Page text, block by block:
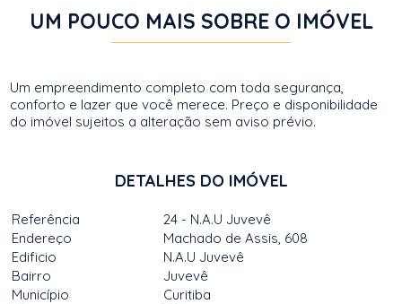
UM POUCO MAIS SOBRE O IMÓVEL
Um empreendimento completo com toda segurança,
conforto e lazer que você merece. Preço e disponibilidade
do imóvel sujeitos a alteração sem aviso prévio.
DETALHES DO IMÓVEL
Referência
24 - N.A.U Juvevê
Endereço
Machado de Assis, 608
Edificio
N.A.U Juvevê
Bairro
Juvevê
Município
Curitiba